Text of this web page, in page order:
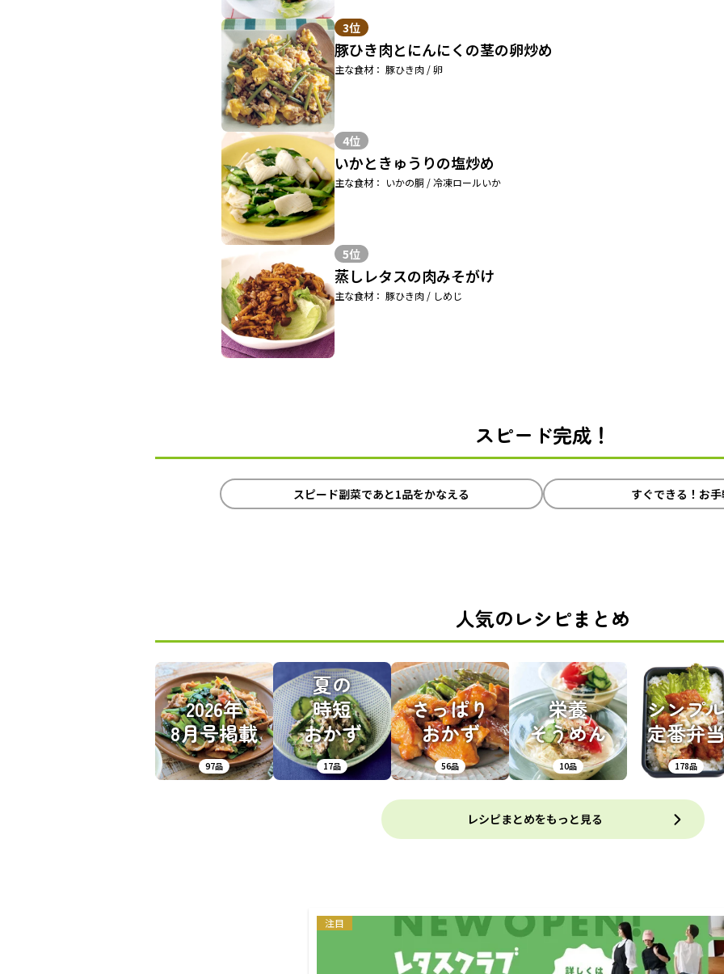
3位
豚ひき肉とにんにくの茎の卵炒め
主な食材： 豚ひき肉 / 卵
4位
いかときゅうりの塩炒め
主な食材： いかの胴 / 冷凍ロールいか
5位
蒸しレタスの肉みそがけ
主な食材： 豚ひき肉 / しめじ
スピード完成！
スピード副菜であと1品をかなえる すぐできる！お
人気のレシピまとめ
2026年
8月号掲載
97品
夏の
時短
おかず
17品
さっぱり
おかず
56品
栄養
そうめん
10品
シンプル
定番弁当
178品
レシピまとめをもっと見る
注目